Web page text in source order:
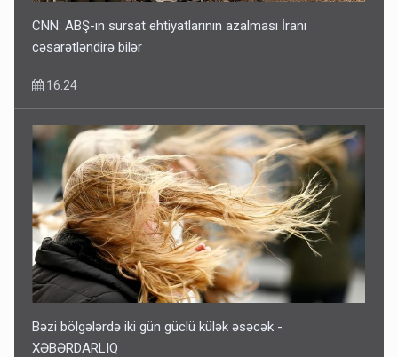
CNN: ABŞ-ın sursat ehtiyatlarının azalması İranı
cəsarətləndirə bilər
16:24
Bəzi bölgələrdə iki gün güclü külək əsəcək -
XƏBƏRDARLIQ